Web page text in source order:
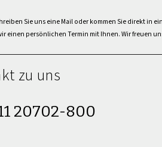
Sie uns eine Mail oder kommen Sie direkt in
einen persönlichen Termin mit Ihnen. Wir freuen
zu uns
20702-800